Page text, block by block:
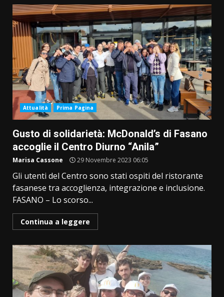
Attualità Prima Pagina
Gusto di solidarietà: McDonald’s di Fasano
accoglie il Centro Diurno “Anila”
Marisa Cassone 29 Novembre 2023 06:05
Gli utenti del Centro sono stati ospiti del ristorante
fasanese tra accoglienza, integrazione e inclusione.
FASANO – Lo scorso...
Continua a leggere